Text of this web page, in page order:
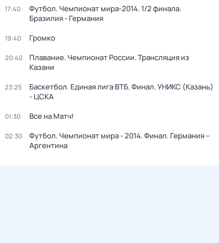
17:40
Футбол. Чемпионат мира-2014. 1/2 финала.
Бразилия - Германия
19:40 Громко
20:40
Плавание. Чемпионат России. Трансляция из
Казани
23:25
Баскетбол. Единая лига ВТБ. Финал. УНИКС (Казань)
- ЦСКА
01:30 Все на Матч!
02:30
Футбол. Чемпионат мира - 2014. Финал. Германия –
Аргентина